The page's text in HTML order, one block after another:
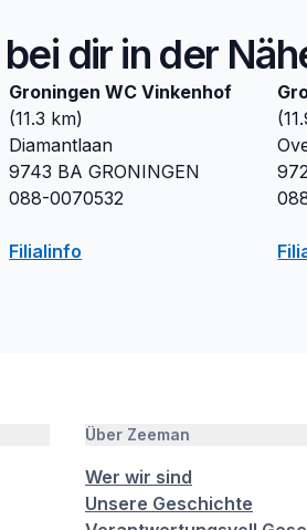
dir in der
Groningen WC Vinkenhof
(11.3 km)
Diamantlaan
9743 BA GRONINGEN
088-0070532
Filialinfo
(
Über Zeeman
Wer wir sind
Unsere Geschichte